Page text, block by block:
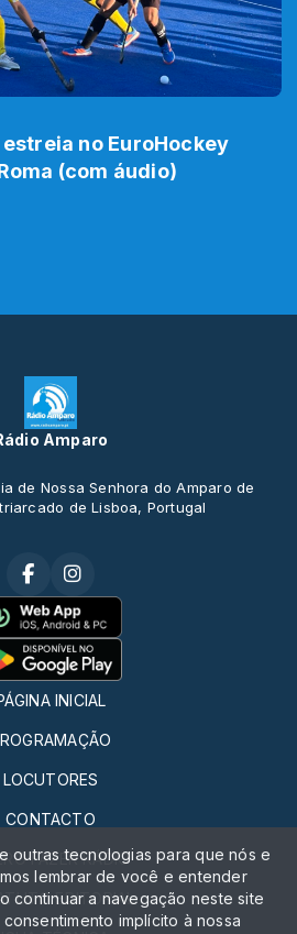
no EuroHockey
(com áudio)
Amparo
de Nossa Senhora do Amparo de
de Lisboa, Portugal
INICIAL
LOCUTORES
CONTACTO
FAZER RÁDIO
EDITORIAL
outras tecnologias para que nós e
lembrar de você e entender
continuar a navegação neste site
implícito à nossa